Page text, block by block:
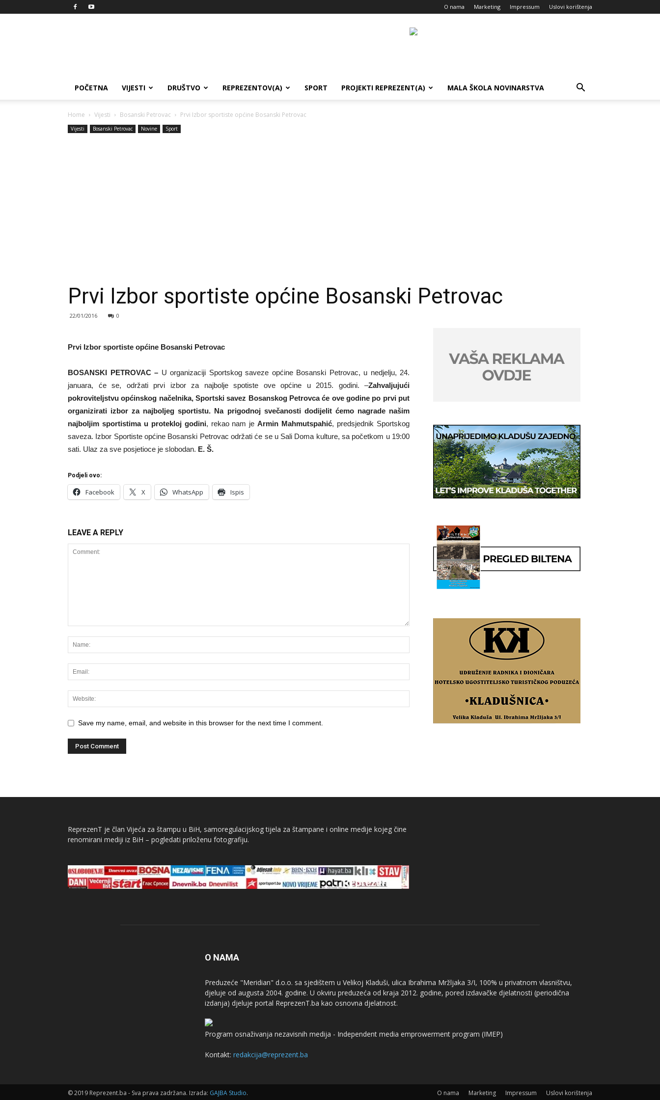
O nama Marketing Impressum Uslovi korištenja
POČETNA VIJESTI DRUŠTVO REPREZENTOV(A) SPORT PROJEKTI REPREZENT(A) MALA ŠKOLA NOVINARSTVA
Home Vijesti Bosanski Petrovac Prvi Izbor sportiste općine Bosanski Petrovac
Vijesti Bosanski Petrovac Novine Sport
Prvi Izbor sportiste općine Bosanski Petrovac
22/01/2016 0
Prvi Izbor sportiste općine Bosanski Petrovac
BOSANSKI PETROVAC – U organizaciji Sportskog saveze općine Bosanski Petrovac, u nedjelju, 24.
januara, će se, održati prvi izbor za najbolje spotiste ove općine u 2015. godini. –Zahvaljujući
pokroviteljstvu općinskog načelnika, Sportski savez Bosanskog Petrovca će ove godine po prvi put
organizirati izbor za najboljeg sportistu. Na prigodnoj svečanosti dodijelit ćemo nagrade našim
najboljim sportistima u protekloj godini, rekao nam jeArmin Mahmutspahić, predsjednik Sportskog
saveza. Izbor Sportiste općine Bosanski Petrovac održati će se u Sali Doma kulture, sa početkom u 19:00
sati. Ulaz za sve posjetioce je slobodan. E. Š.
Podjeli ovo:
Facebook X WhatsApp Ispis
LEAVE A REPLY
Save my name, email, and website in this browser for the next time I comment.
ReprezenT je član Vijeća za štampu u BiH, samoregulacijskog tijela za štampane i online medije kojeg čine
renomirani mediji iz BiH – pogledati priloženu fotografiju.
O NAMA
Preduzeće "Meridian" d.o.o. sa sjedištem u Velikoj Kladuši, ulica Ibrahima Mržljaka 3/I, 100% u privatnom vlasništvu,
djeluje od augusta 2004. godine. U okviru preduzeća od kraja 2012. godine, pored izdavačke djelatnosti (periodična
izdanja) djeluje portal ReprezenT.ba kao osnovna djelatnost.
Program osnaživanja nezavisnih medija - Independent media emprowerment program (IMEP)
Kontakt: redakcija@reprezent.ba
O nama Marketing Impressum Uslovi korištenja
© 2019 Reprezent.ba - Sva prava zadržana. Izrada: GAJBA Studio.